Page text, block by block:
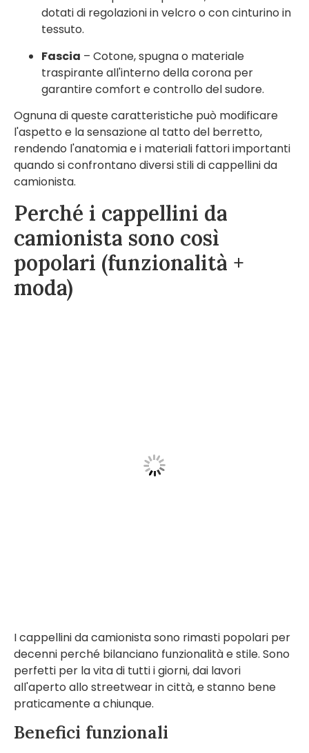
dotati di regolazioni in velcro o con cinturino in
tessuto.
Fascia – Cotone, spugna o materiale
traspirante all'interno della corona per
garantire comfort e controllo del sudore.
Ognuna di queste caratteristiche può modificare
l'aspetto e la sensazione al tatto del berretto,
rendendo l'anatomia e i materiali fattori importanti
quando si confrontano diversi stili di cappellini da
camionista.
Perché i cappellini da
camionista sono così
popolari (funzionalità +
moda)
I cappellini da camionista sono rimasti popolari per
decenni perché bilanciano funzionalità e stile. Sono
perfetti per la vita di tutti i giorni, dai lavori
all'aperto allo streetwear in città, e stanno bene
praticamente a chiunque.
Benefici funzionali